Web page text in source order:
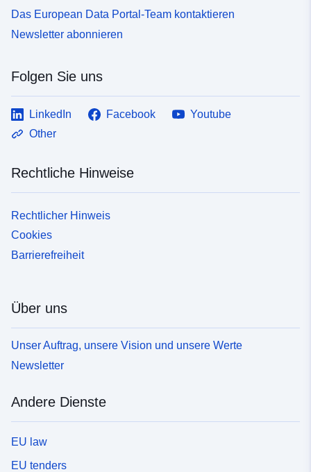
Das European Data Portal-Team kontaktieren
Newsletter abonnieren
Folgen Sie uns
LinkedIn Facebook
Youtube
Other
Rechtliche Hinweise
Rechtlicher Hinweis
Cookies
Barrierefreiheit
Über uns
Unser Auftrag, unsere Vision und unsere Werte
Newsletter
Andere Dienste
EU law
EU tenders